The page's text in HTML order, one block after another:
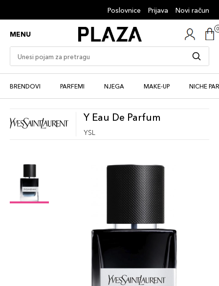
Poslovnice Prijava Novi račun
MENU
BRENDOVI PARFEMI NJEGA MAKE-UP NICHE
Y Eau De Parfum
YSL